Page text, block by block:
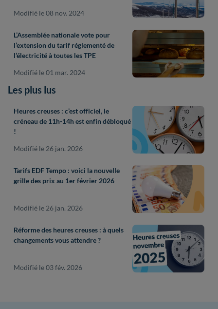
Modifié le 08 nov. 2024
L’Assemblée nationale vote pour
l’extension du tarif réglementé de
l’électricité à toutes les TPE
Modifié le 01 mar. 2024
Les plus lus
Heures creuses : c’est officiel, le
créneau de 11h-14h est enfin débloqué
!
Modifié le 26 jan. 2026
Tarifs EDF Tempo : voici la nouvelle
grille des prix au 1er février 2026
Modifié le 26 jan. 2026
Réforme des heures creuses : à quels
changements vous attendre ?
Modifié le 03 fév. 2026